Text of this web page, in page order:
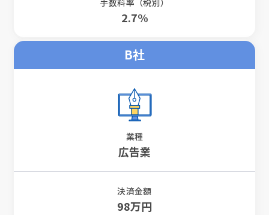
手数料率（税別）
2.7%
B社
業種
広告業
決済金額
98万円